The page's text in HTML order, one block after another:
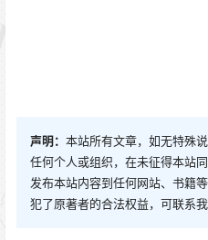
声明： 本站所有文章，如无特殊
任何个人或组织，在未征得本站
发布本站内容到任何网站、书籍
犯了原著者的合法权益，可联系我